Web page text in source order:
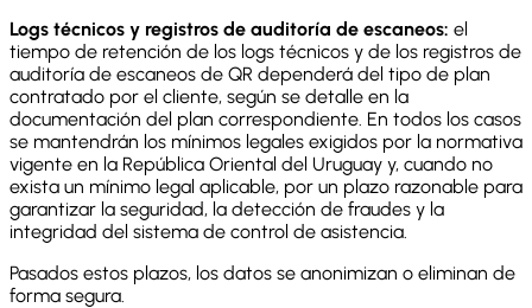
Logs técnicos y registros de auditoría de escaneos: el
tiempo de retención de los logs técnicos y de los registros de
auditoría de escaneos de QR dependerá del tipo de plan
contratado por el cliente, según se detalle en la
documentación del plan correspondiente. En todos los casos
se mantendrán los mínimos legales exigidos por la normativa
vigente en la República Oriental del Uruguay y, cuando no
exista un mínimo legal aplicable, por un plazo razonable para
garantizar la seguridad, la detección de fraudes y la
integridad del sistema de control de asistencia.
Pasados estos plazos, los datos se anonimizan o eliminan de
forma segura.